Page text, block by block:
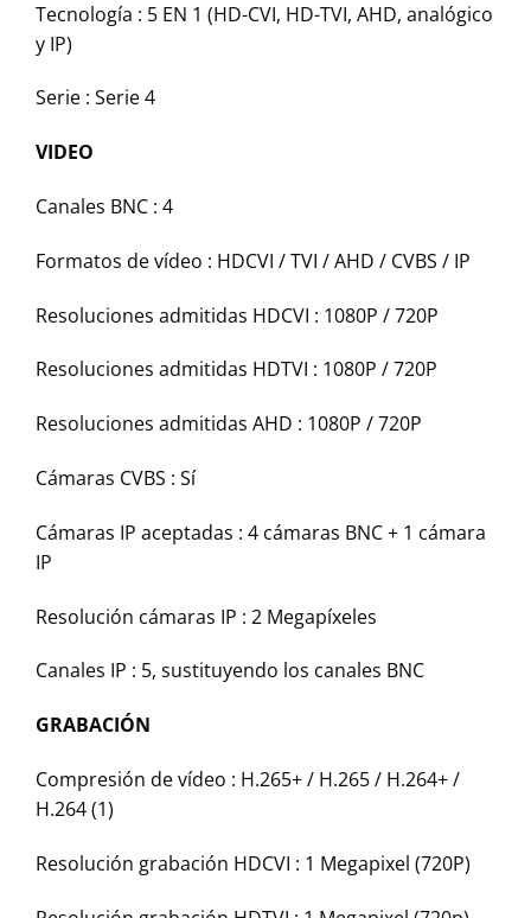
Tecnología : 5 EN 1 (HD-CVI, HD-TVI, AHD, analógico
y IP)
Serie : Serie 4
VIDEO
Canales BNC : 4
Formatos de vídeo : HDCVI / TVI / AHD / CVBS / IP
Resoluciones admitidas HDCVI : 1080P / 720P
Resoluciones admitidas HDTVI : 1080P / 720P
Resoluciones admitidas AHD : 1080P / 720P
Cámaras CVBS : Sí
Cámaras IP aceptadas : 4 cámaras BNC + 1 cámara
IP
Resolución cámaras IP : 2 Megapíxeles
Canales IP : 5, sustituyendo los canales BNC
GRABACIÓN
Compresión de vídeo : H.265+ / H.265 / H.264+ /
H.264 (1)
Resolución grabación HDCVI : 1 Megapixel (720P)